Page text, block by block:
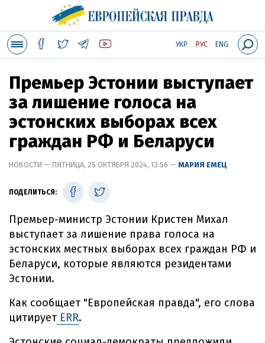
УКР РУС ENG
Премьер Эстонии выступает
за лишение голоса на
эстонских выборах всех
граждан РФ и Беларуси
НОВОСТИ — ПЯТНИЦА, 25 ОКТЯБРЯ 2024, 13:56 — МАРИЯ ЕМЕЦ
ПОДЕЛИТЬСЯ:
Премьер-министр Эстонии Кристен Михал
выступает за лишение права голоса на
эстонских местных выборах всех граждан РФ и
Беларуси, которые являются резидентами
Эстонии.
Как сообщает "Европейская правда", его слова
цитирует ERR.